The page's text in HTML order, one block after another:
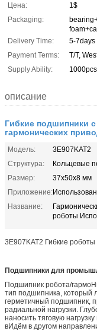
Цена:
1$
Packaging:
Delivery Time:
5-7days
Payment Terms:
T/T,
Supply Ability:
описание
Гибкие подшипники
гармонических
Модель:
3E907KAT2
Структура:
Кольцевые
Размер:
37x50x8 мм
Приложение:
Название:
роботы
3E907KAT2 Гибкие
Подшипники для
Подшипник робота/гармо
тип подшипника, который
герметичный подшипник,
радиальной нагрузки.
наносить тяговую
вИдём в другом